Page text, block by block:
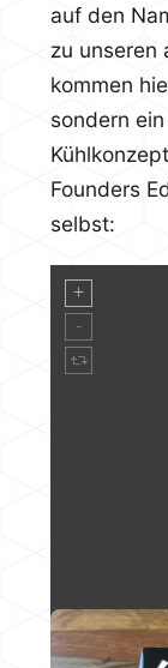
auf den
zu unseren
kommen
sondern
Founders
selbst: